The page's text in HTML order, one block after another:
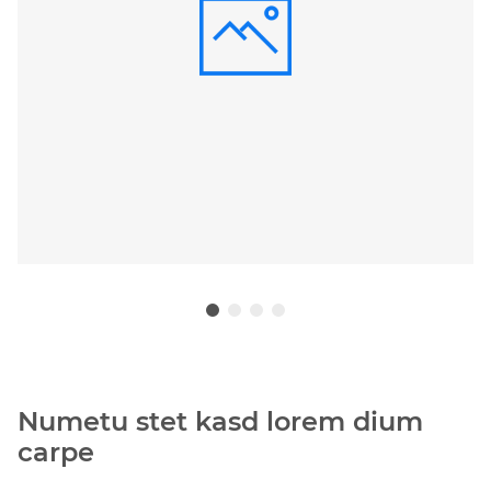
Numetu stet kasd lorem dium
carpe